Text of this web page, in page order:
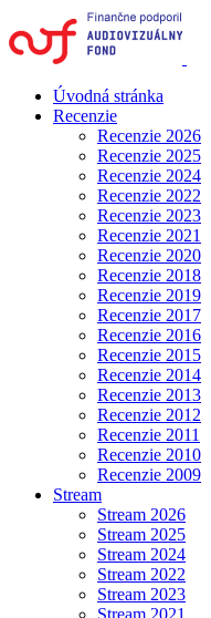
Úvodná stránka
Recenzie
Recenzie 2026
Recenzie 2025
Recenzie 2024
Recenzie 2022
Recenzie 2023
Recenzie 2021
Recenzie 2020
Recenzie 2018
Recenzie 2019
Recenzie 2017
Recenzie 2016
Recenzie 2015
Recenzie 2014
Recenzie 2013
Recenzie 2012
Recenzie 2011
Recenzie 2010
Recenzie 2009
Stream
Stream 2026
Stream 2025
Stream 2024
Stream 2022
Stream 2023
Stream 2021